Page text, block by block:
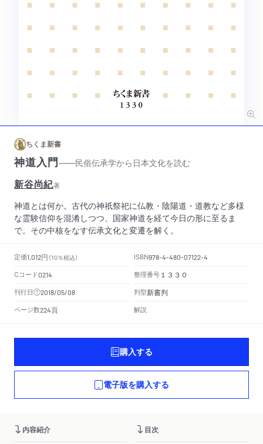
ちくま新書
神道入門——民俗伝承学から日本文化を読む
新谷尚紀著
神道とは何か。古代の神祇祭祀に仏教・陰陽道・道教など多様
な霊験信仰を混淆しつつ、国家神道を経て今日の形に至るま
で。その中核をなす伝承文化と変遷を解く。
定価1,012円 （10％税込） ISBN978-4-480-07122-4
Cコード0214 整理番号 １３３０
刊行日 2018/05/08 判型新書判
ページ数224頁 解説
購入する
電子版を購入する
内容紹介 目次